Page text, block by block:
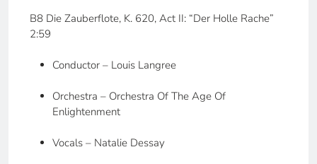
B8 Die Zauberflote, K. 620, Act II: “Der Holle Rache”
2:59
Conductor – Louis Langree
Orchestra – Orchestra Of The Age Of
Enlightenment
Vocals – Natalie Dessay